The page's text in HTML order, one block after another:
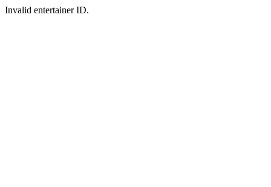
Invalid entertainer ID.